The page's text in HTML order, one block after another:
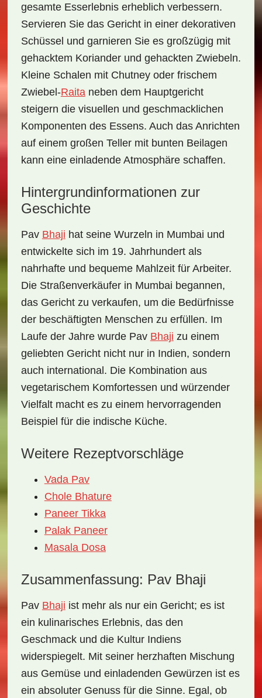
gesamte Esserlebnis erheblich verbessern.
Servieren Sie das Gericht in einer dekorativen
Schüssel und garnieren Sie es großzügig mit
gehacktem Korianderund gehackten Zwiebeln.
Kleine Schalen mit Chutneyoder frischem
Zwiebel-Raitaneben dem Hauptgericht
steigern die visuellen und geschmacklichen
Komponenten des Essens. Auch das Anrichten
auf einem großen Teller mit bunten Beilagen
kann eine einladende Atmosphäre schaffen.
Hintergrundinformationen zur
Geschichte
Pav Bhaji hat seine Wurzeln in Mumbai und
entwickelte sich im 19. Jahrhundert als
nahrhafte und bequeme Mahlzeit für Arbeiter.
Die Straßenverkäufer in Mumbai begannen,
das Gericht zu verkaufen, um die Bedürfnisse
der beschäftigten Menschen zu erfüllen. Im
Laufe der Jahre wurde Pav Bhaji zu einem
geliebten Gericht nicht nur in Indien, sondern
auch international. Die Kombination aus
vegetarischem Komfortessen und würzender
Vielfalt macht es zu einem hervorragenden
Beispiel für die indische Küche.
Weitere Rezeptvorschläge
Vada Pav
Chole Bhature
Paneer Tikka
Palak Paneer
Masala Dosa
Zusammenfassung: Pav Bhaji
Pav Bhaji ist mehr als nur ein Gericht; es ist
ein kulinarisches Erlebnis, das den
Geschmack und die Kultur Indiens
widerspiegelt. Mit seiner herzhaften Mischung
aus Gemüse und einladenden Gewürzen ist es
ein absoluter Genuss für die Sinne. Egal, ob